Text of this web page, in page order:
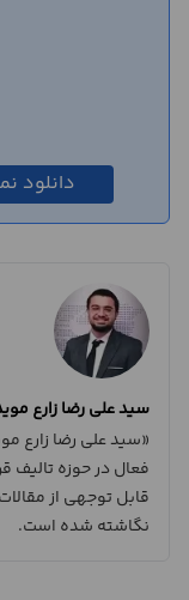
دانلود
سید علی رضا زارع
«سید علی رضا زارع
فعال در حوزه تالیف
قابل توجهی از
نگاشته شده است.